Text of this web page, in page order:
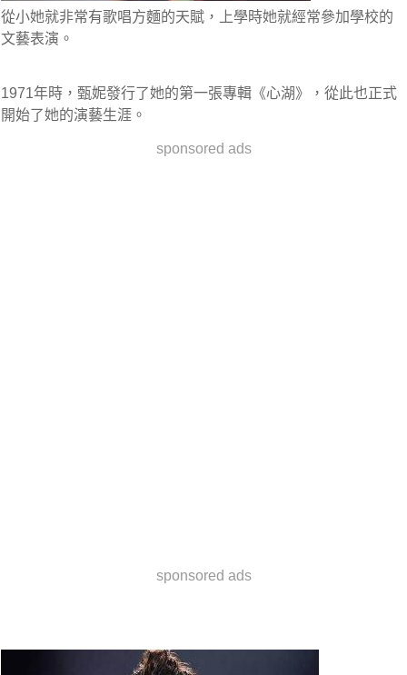
從小她就非常有歌唱方麵的天賦 ，上學時她就經常參加學校的
文藝表演。
1971年時，甄妮發行了她的第一張專輯 《心湖》
，從此也正式
開始了她的演藝生涯。
sponsored ads
sponsored ads